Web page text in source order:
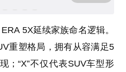
5X延续家族命名逻辑。
重塑格局，拥有从容满足5
；“X”不仅代表SUV车型形